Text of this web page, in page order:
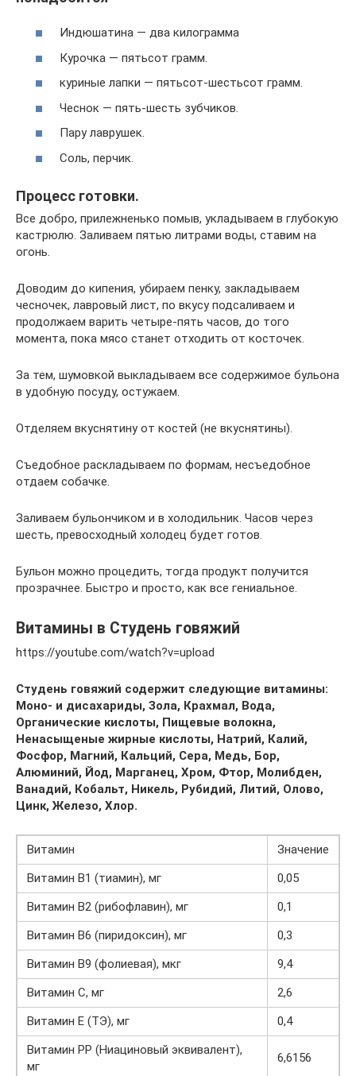
Индюшатина — два килограмма
Курочка — пятьсот грамм.
куриные лапки — пятьсот-шестьсот грамм.
Чеснок — пять-шесть зубчиков.
Пару лаврушек.
Соль, перчик.
Процесс готовки.
Все добро, прилежненько помыв, укладываем в глубокую
кастрюлю. Заливаем пятью литрами воды, ставим на
огонь.
Доводим до кипения, убираем пенку, закладываем
чесночек, лавровый лист, по вкусу подсаливаем и
продолжаем варить четыре-пять часов, до того
момента, пока мясо станет отходить от косточек.
За тем, шумовкой выкладываем все содержимое бульона
в удобную посуду, остужаем.
Отделяем вкуснятину от костей (не вкуснятины).
Съедобное раскладываем по формам, несъедобное
отдаем собачке.
Заливаем бульончиком и в холодильник. Часов через
шесть, превосходный холодец будет готов.
Бульон можно процедить, тогда продукт получится
прозрачнее. Быстро и просто, как все гениальное.
Витамины в Студень говяжий
https://youtube.com/watch?v=upload
Студень говяжий содержит следующие витамины:
Моно- и дисахариды, Зола, Крахмал, Вода,
Органические кислоты, Пищевые волокна,
Ненасыщеные жирные кислоты, Натрий, Калий,
Фосфор, Магний, Кальций, Сера, Медь, Бор,
Алюминий, Йод, Марганец, Хром, Фтор, Молибден,
Ванадий, Кобальт, Никель, Рубидий, Литий, Олово,
Цинк, Железо, Хлор.
Витамин
Значение
Витамин B1 (тиамин), мг
0,05
Витамин B2 (рибофлавин), мг
0,1
Витамин B6 (пиридоксин), мг
0,3
Витамин B9 (фолиевая), мкг
9,4
Витамин C, мг
2,6
Витамин E (ТЭ), мг
0,4
Витамин PP (Ниациновый эквивалент),
мг
6,6156